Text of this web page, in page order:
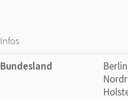
Infos
Bundesland